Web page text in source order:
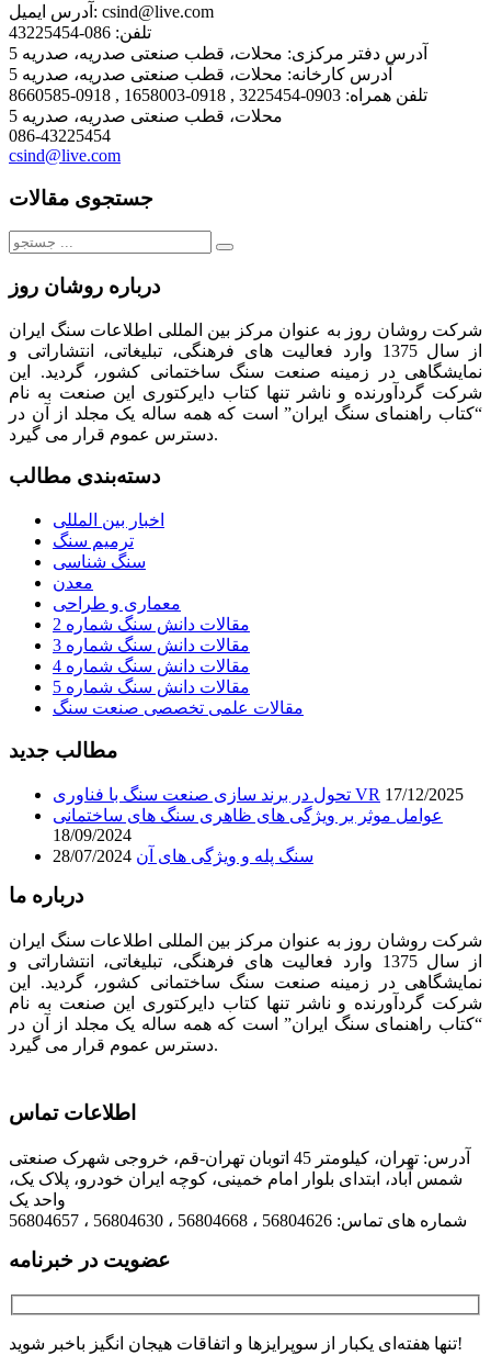
آدرس ایمیل: csind@live.com
تلفن: 086-43225454
آدرس دفتر مرکزی: محلات، قطب صنعتی صدریه، صدریه 5
آدرس کارخانه: محلات، قطب صنعتی صدریه، صدریه 5
تلفن همراه: 0903-3225454 , 0918-1658003 , 0918-8660585
محلات، قطب صنعتی صدریه، صدریه 5
086-43225454
csind@live.com
جستجوی مقالات
جستجو
درباره روشان روز
شرکت روشان روز به عنوان مرکز بین المللی اطلاعات سنگ ایران
از سال 1375 وارد فعالیت های فرهنگی، تبلیغاتی، انتشاراتی و
نمایشگاهی در زمینه صنعت سنگ ساختمانی کشور، گردید. این
شرکت گردآورنده و ناشر تنها کتاب دایرکتوری این صنعت به نام
“کتاب راهنمای سنگ ایران” است که همه ساله یک مجلد از آن در
دسترس عموم قرار می گیرد.
دسته‌بندی مطالب
اخبار بین المللی
ترمیم سنگ
سنگ شناسی
معدن
معماری و طراحی
مقالات دانش سنگ شماره 2
مقالات دانش سنگ شماره 3
مقالات دانش سنگ شماره 4
مقالات دانش سنگ شماره 5
مقالات علمی تخصصی صنعت سنگ
مطالب جدید
تحول در برند سازی صنعت سنگ با فناوری VR 17/12/2025
عوامل موثر بر ویژگی های ظاهری سنگ های ساختمانی
18/09/2024
سنگ پله و ویژگی های آن 28/07/2024
درباره ما
شرکت روشان روز به عنوان مرکز بین المللی اطلاعات سنگ ایران
از سال 1375 وارد فعالیت های فرهنگی، تبلیغاتی، انتشاراتی و
نمایشگاهی در زمینه صنعت سنگ ساختمانی کشور، گردید. این
شرکت گردآورنده و ناشر تنها کتاب دایرکتوری این صنعت به نام
“کتاب راهنمای سنگ ایران” است که همه ساله یک مجلد از آن در
دسترس عموم قرار می گیرد.
اطلاعات تماس
آدرس: تهران، کیلومتر 45 اتوبان تهران-قم، خروجی شهرک صنعتی
شمس آباد، ابتدای بلوار امام خمینی، کوچه ایران خودرو، پلاک یک،
واحد یک
شماره های تماس: 56804626 ، 56804668 ، 56804630 ، 56804657
عضویت در خبرنامه
تنها هفته‌ای یکبار از سوپرایزها و اتفاقات هیجان انگیز باخبر شوید!